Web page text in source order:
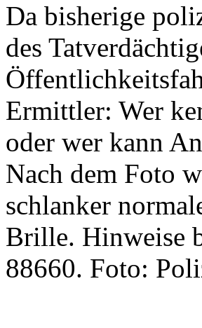
Da bisherige
des
Ermittler: Wer
oder wer kann
Nach dem Foto
schlanker
Brille. Hinweise
88660. Foto: